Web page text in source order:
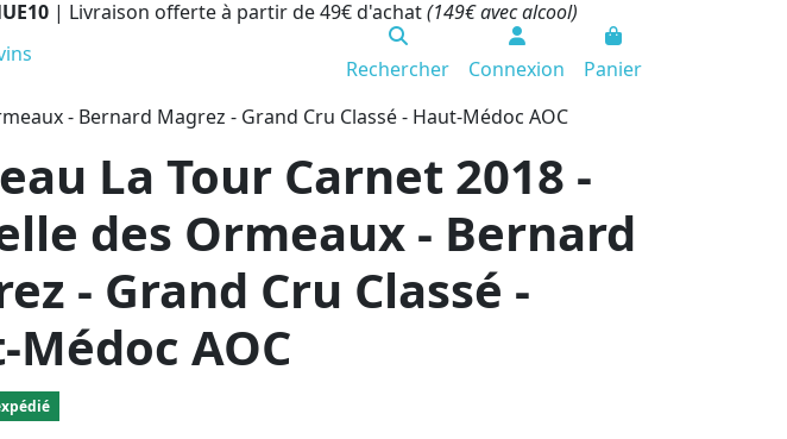
| Livraison offerte à partir de 49€ d'achat(149€ avec alcool)
Rechercher Connexion
Panier
- Bernard Magrez - Grand Cru Classé - Haut-Médoc AOC
La Tour Carnet 2018 -
des Ormeaux - Bernard
- Grand Cru Classé -
Médoc AOC